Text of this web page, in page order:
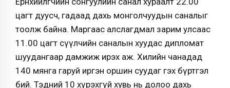
цагт дуусч, гадаад дахь монголчуудын саналыг
тоолж байна. Маргаас алслагдмал зарим улсаас
11.00 цагт сүүлчийн саналын хуудас дипломат
шуудангаар дамжиж ирэх аж. Хилийн чанадад
140 мянга гаруй иргэн оршин суудаг гэх бүртгэл
бий. Тэдний 10 хүрэхгүй хувь нь долоо дахь